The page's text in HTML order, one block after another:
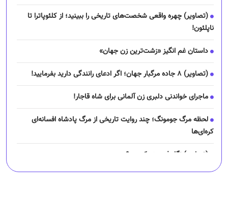
(تصاویر) چهره واقعی شخصت‌های تاریخی را ببینید؛ از کلئوپاترا تا
ناپلئون!
داستان غم انگیز «زشت‌ترین زن جهان»
(تصاویر) ۸ جاده مرگبار جهان؛ اگر ادعای رانندگی دارید بفرمایید!
ماجرای خواندنی دلبری زن آلمانی برای شاه قاجار!
لحظه مرگ جومونگ؛ چند روایت تاریخی از مرگ پادشاه افسانه‌ای
کره‌ای‌ها
(تصاویر) نگار فرهمند کیست؟